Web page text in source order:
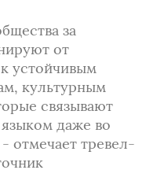
за
от
устойчивым
культурным
связывают
даже во
отмечает тревел-